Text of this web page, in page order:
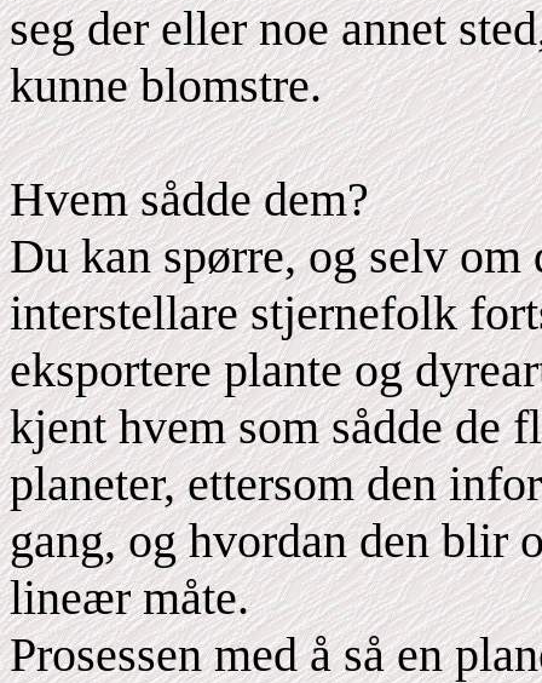
seg der eller noe annet
kunne blomstre.
Hvem sådde dem?
Du kan spørre, og selv
interstellare stjernefolk
eksportere plante og
kjent hvem som sådde de
planeter, ettersom den
gang, og hvordan den blir
lineær måte.
Prosessen med å så en